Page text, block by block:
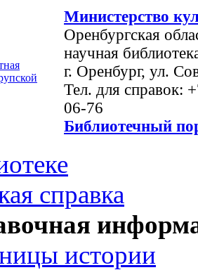
Министерство
Оренбургская
научная
г. Оренбург, ул.
Тел. для справок:
06-76
Библиотечный
справка
истории